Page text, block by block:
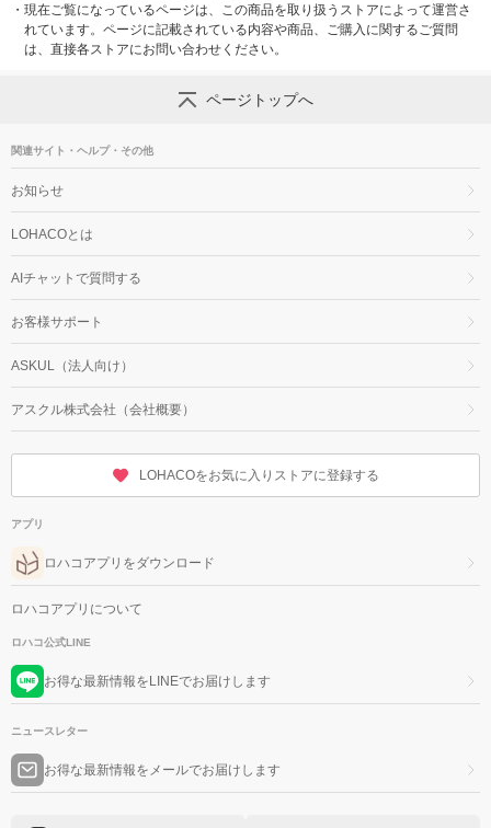
・ 現在ご覧になっているページは、この商品を取り扱うストアによって運営さ
れています。ページに記載されている内容や商品、ご購入に関するご質問
は、直接各ストアにお問い合わせください。
ページトップへ
関連サイト・ヘルプ・その他
お知らせ
LOHACOとは
AIチャットで質問する
お客様サポート
ASKUL（法人向け）
アスクル株式会社（会社概要）
LOHACOをお気に入りストアに登録する
アプリ
ロハコアプリをダウンロード
ロハコアプリについて
ロハコ公式LINE
お得な最新情報をLINEでお届けします
ニュースレター
お得な最新情報をメールでお届けします